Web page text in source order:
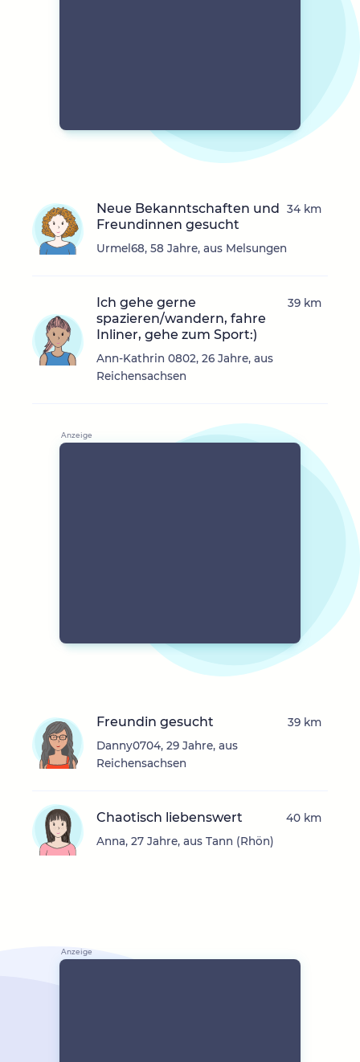
Neue Bekanntschaften und
Freundinnen gesucht
Urmel68, 58 Jahre, aus Melsungen
34 km
Ich gehe gerne
spazieren/wandern, fahre
Inliner, gehe zum Sport:)
Ann-Kathrin 0802, 26 Jahre, aus
Reichensachsen
39 km
Freundin gesucht
Danny0704, 29 Jahre, aus
Reichensachsen
39 km
Chaotisch liebenswert
Anna, 27 Jahre, aus Tann (Rhön)
40 km